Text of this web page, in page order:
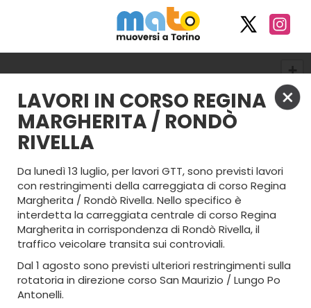
+
−
LAVORI IN CORSO REGINA
MARGHERITA / RONDÒ
RIVELLA
Da lunedì 13 luglio, per lavori GTT, sono previsti lavori
con restringimenti della carreggiata di corso Regina
Margherita / Rondò Rivella. Nello specifico è
interdetta la carreggiata centrale di corso Regina
Margherita in corrispondenza di Rondò Rivella, il
traffico veicolare transita sui controviali.
Dal 1 agosto sono previsti ulteriori restringimenti sulla
rotatoria in direzione corso San Maurizio / Lungo Po
Antonelli.